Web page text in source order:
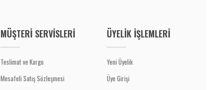
MÜŞTERİ SERVİSLERİ
Teslimat ve Kargo
Mesafeli Satış Sözleşmesi
ÜYELİK İŞLEMLERİ
Yeni Üyelik
Üye Girişi